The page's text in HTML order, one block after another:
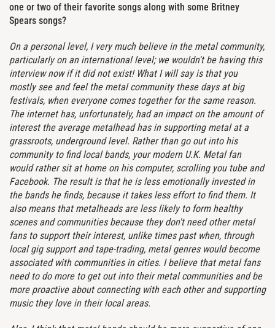
one or two of their favorite songs along with some Britney
Spears songs?
On a personal level, I very much believe in the metal community,
particularly on an international level; we wouldn't be having this
interview now if it did not exist! What I will say is that you
mostly see and feel the metal community these days at big
festivals, when everyone comes together for the same reason.
The internet has, unfortunately, had an impact on the amount of
interest the average metalhead has in supporting metal at a
grassroots, underground level. Rather than go out into his
community to find local bands, your modern U.K. Metal fan
would rather sit at home on his computer, scrolling you tube and
Facebook. The result is that he is less emotionally invested in
the bands he finds, because it takes less effort to find them. It
also means that metalheads are less likely to form healthy
scenes and communities because they don't need other metal
fans to support their interest, unlike times past when, through
local gig support and tape-trading, metal genres would become
associated with communities in cities. I believe that metal fans
need to do more to get out into their metal communities and be
more proactive about connecting with each other and supporting
music they love in their local areas.